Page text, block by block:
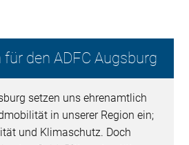
den ADFC Augsburg
setzen uns ehrenamtlich
in unserer Region ein;
und Klimaschutz. Doch